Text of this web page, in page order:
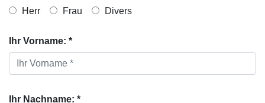
Herr
Frau Divers
Ihr Vorname: *
Ihr Nachname: *